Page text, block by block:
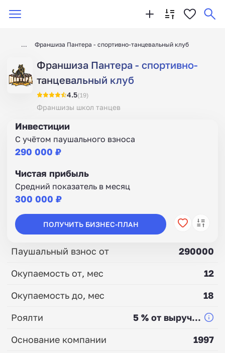
Франшиза Пантера - спортивно-танцевальный клуб
Франшиза Пантера - спортивно-
танцевальный клуб
4.5(19)
Франшизы школ танцев
Инвестиции
С учётом паушального взноса
290 000 ₽
Чистая прибыль
Средний показатель в месяц
300 000 ₽
ПОЛУЧИТЬ БИЗНЕС-ПЛАН
Паушальный взнос от
290000
Окупаемость от, мес
12
Окупаемость до, мес
18
Роялти
5 % от выруч...
Основание компании
1997